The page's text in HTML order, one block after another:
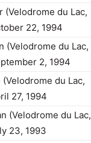
(Velodrome du Lac,
22, 1994
(Velodrome du Lac,
2, 1994
du Lac,
27, 1994
(Velodrome du Lac,
23, 1993